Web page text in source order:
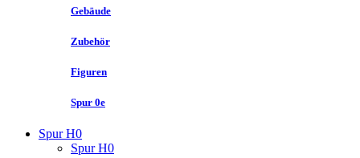
Gebäude
Zubehör
Figuren
Spur 0e
Spur H0
Spur H0